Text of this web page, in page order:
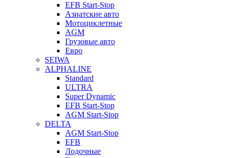
EFB Start-Stop
Азиатские авто
Мотоциклетные
AGM
Грузовые авто
Евро
SEIWA
ALPHALINE
Standard
ULTRA
Super Dynamic
EFB Start-Stop
AGM Start-Stop
DELTA
AGM Start-Stop
EFB
Лодочные